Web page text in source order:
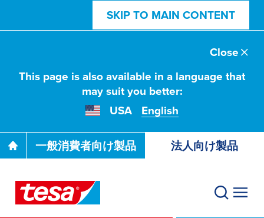
SKIP TO MAIN CONTENT
This page is also available in a language that
may suit you better:
USA
English
Close
一般消費者向け製品 法人向け製品